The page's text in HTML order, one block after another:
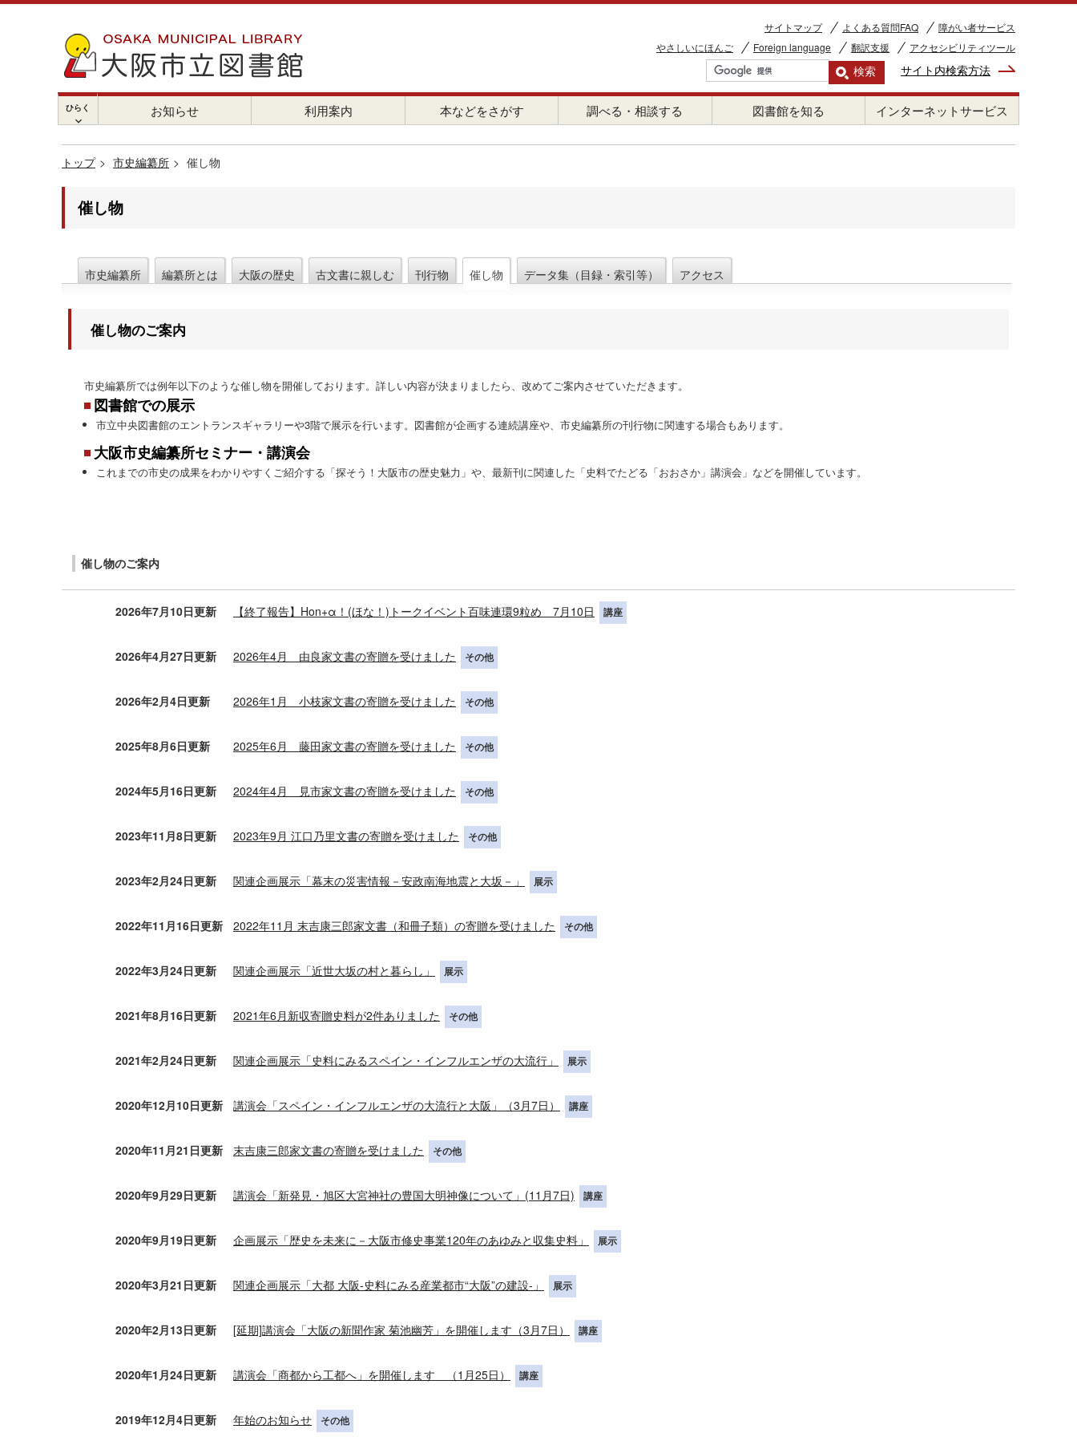
サイトマップ よくある質問FAQ
障がい者サービス
やさしいにほんご
Foreign language 翻訳支援 アクセシビリティツール
サイト内検索方法
ひらく
chevron_right
お知らせ 利用案内 本などをさがす 調べる・相談する 図書館を知る インターネットサービス
トップ 市史編纂所 催し物
催し物
市史編纂所 編纂所とは 大阪の歴史 古文書に親しむ 刊行物 催し物 データ集（目録・索引等） アクセス
催し物のご案内
市史編纂所では例年以下のような催し物を開催しております。詳しい内容が決まりましたら、改めてご案内させていただきます。
図書館での展示
市立中央図書館のエントランスギャラリーや3階で展示を行います。図書館が企画する連続講座や、市史編纂所の刊行物に関連する場合もあります。
大阪市史編纂所セミナー・講演会
これまでの市史の成果をわかりやすくご紹介する「探そう！大阪市の歴史魅力」や、最新刊に関連した「史料でたどる「おおさか」講演会」などを開催しています。
催し物のご案内
2026年7月10日更新 【終了報告】Hon+α！(ほな！)トークイベント百味連環9粒め 7月10日 講座
2026年4月27日更新 2026年4月 由良家文書の寄贈を受けました その他
2026年2月4日更新 2026年1月 小枝家文書の寄贈を受けました その他
2025年8月6日更新 2025年6月 藤田家文書の寄贈を受けました その他
2024年5月16日更新 2024年4月 見市家文書の寄贈を受けました その他
2023年11月8日更新 2023年9月 江口乃里文書の寄贈を受けました その他
2023年2月24日更新 関連企画展示「幕末の災害情報－安政南海地震と大坂－」 展示
2022年11月16日更新 2022年11月 末吉康三郎家文書（和冊子類）の寄贈を受けました その他
2022年3月24日更新 関連企画展示「近世大坂の村と暮らし」 展示
2021年8月16日更新 2021年6月新収寄贈史料が2件ありました その他
2021年2月24日更新 関連企画展示「史料にみるスペイン・インフルエンザの大流行」 展示
2020年12月10日更新 講演会「スペイン・インフルエンザの大流行と大阪」（3月7日） 講座
2020年11月21日更新 末吉康三郎家文書の寄贈を受けました その他
2020年9月29日更新 講演会「新発見・旭区大宮神社の豊国大明神像について」(11月7日) 講座
2020年9月19日更新 企画展示「歴史を未来に－大阪市修史事業120年のあゆみと収集史料」 展示
2020年3月21日更新 関連企画展示「大都 大阪-史料にみる産業都市“大阪”の建設‐」 展示
2020年2月13日更新 [延期]講演会「大阪の新聞作家 菊池幽芳」を開催します（3月7日） 講座
2020年1月24日更新 講演会「商都から工都へ」を開催します （1月25日） 講座
2019年12月4日更新 年始のお知らせ その他